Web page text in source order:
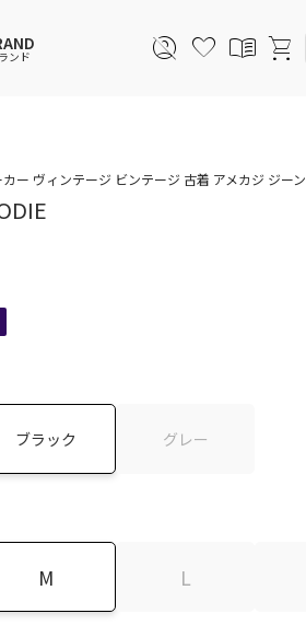
スウェットパーカー
スウェットパーカー
スウェットパーカー
スウェットパーカー
ンド
ー ヴィンテージ ビンテージ 古着 アメカジ ジー
ブラック グレー
M L